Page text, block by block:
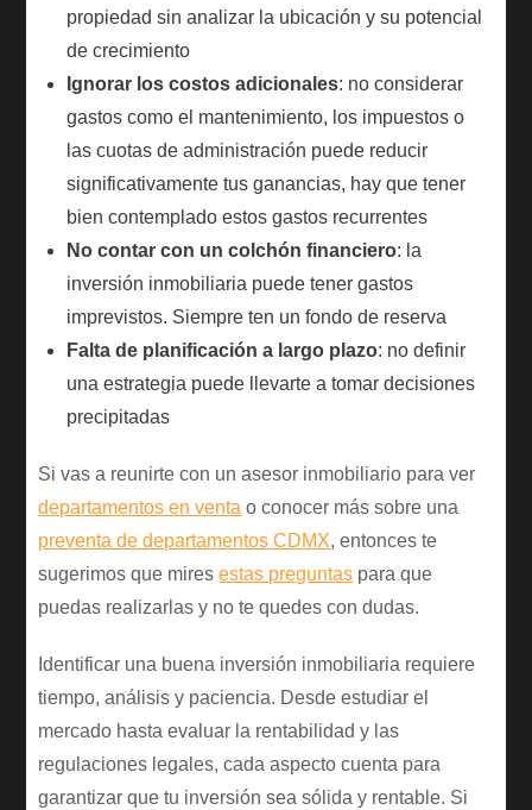
propiedad sin analizar la ubicación y su potencial
de crecimiento
Ignorar los costos adicionales: no considerar
gastos como el mantenimiento, los impuestos o
las cuotas de administración puede reducir
significativamente tus ganancias, hay que tener
bien contemplado estos gastos recurrentes
No contar con un colchón financiero: la
inversión inmobiliaria puede tener gastos
imprevistos. Siempre ten un fondo de reserva
Falta de planificación a largo plazo: no definir
una estrategia puede llevarte a tomar decisiones
precipitadas
Si vas a reunirte con un asesor inmobiliario para ver
departamentos en venta o conocer más sobre una
preventa de departamentos CDMX, entonces te
sugerimos que miresestas preguntas para que
puedas realizarlas y no te quedes con dudas.
Identificar una buena inversión inmobiliaria requiere
tiempo, análisis y paciencia. Desde estudiar el
mercado hasta evaluar la rentabilidad y las
regulaciones legales, cada aspecto cuenta para
garantizar que tu inversión sea sólida y rentable. Si